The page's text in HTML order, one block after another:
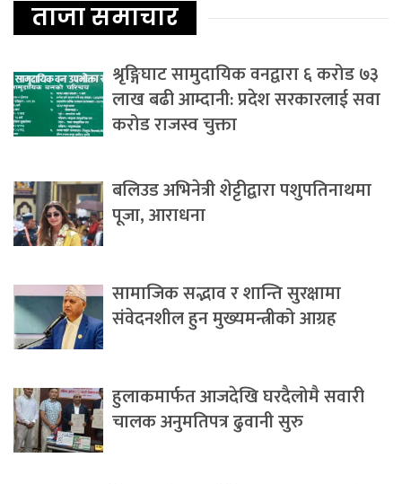
ताजा समाचार
श्रृङ्गिघाट सामुदायिक वनद्वारा ६ करोड ७३
लाख बढी आम्दानी: प्रदेश सरकारलाई सवा
करोड राजस्व चुक्ता
बलिउड अभिनेत्री शेट्टीद्वारा पशुपतिनाथमा
पूजा, आराधना
सामाजिक सद्भाव र शान्ति सुरक्षामा
संवेदनशील हुन मुख्यमन्त्रीको आग्रह
हुलाकमार्फत आजदेखि घरदैलोमै सवारी
चालक अनुमतिपत्र ढुवानी सुरु